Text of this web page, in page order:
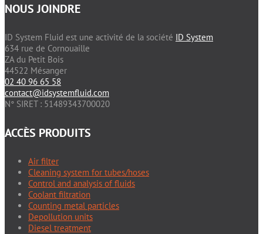
NOUS JOINDRE
ID System Fluid est une activité de la société ID System
634 rue de Cornouaille
ZA du Petit Bois
44522 Mésanger
02 40 96 65 58
contact@idsystemfluid.com
N° SIRET : 51489343700020
ACCÈS PRODUITS
Air filter
Cleaning system for tubes/hoses
Control and analysis of fluids
Coolant filtration
Counting metal particles
Depollution units
Diesel treatment